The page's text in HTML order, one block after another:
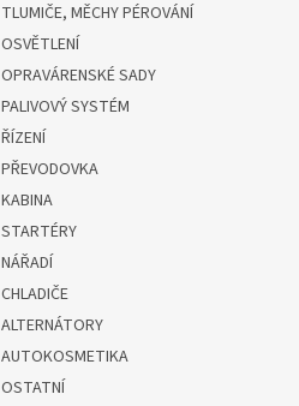
TLUMIČE, MĚCHY PÉROVÁNÍ
OSVĚTLENÍ
OPRAVÁRENSKÉ SADY
PALIVOVÝ SYSTÉM
ŘÍZENÍ
PŘEVODOVKA
KABINA
STARTÉRY
NÁŘADÍ
CHLADIČE
ALTERNÁTORY
AUTOKOSMETIKA
OSTATNÍ